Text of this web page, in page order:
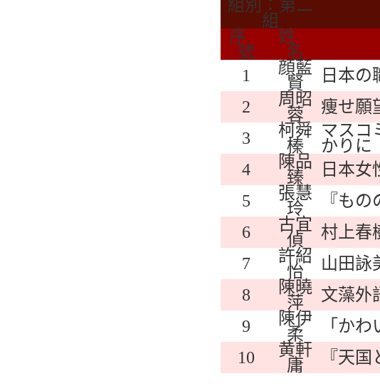
組別：第二
組
序
號
姓
名
1
顔藍
賢
日本の
2
周昭
蓉
痩せ願
3
柯舜
榛
マスコ
かりに
4
陳品
臻
日本女
5
張慧
玲
『も
6
古宜
偵
村上春
7
許紹
怡
山田詠
8
陳曉
萍
文藻外
9
陳伊
柔
「か
10
黄軒
庸
『天